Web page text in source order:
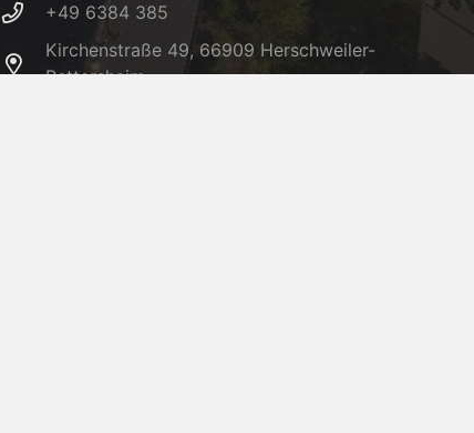
+49 6384 385
Kirchenstraße 49, 66909 Herschweiler-
Pettersheim